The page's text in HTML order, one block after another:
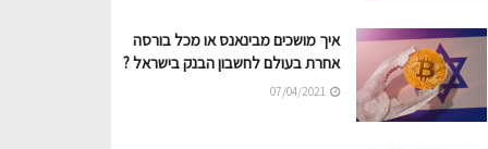
איך מושכים מבינאנס או מכל בורסה
אחרת בעולם לחשבון הבנק בישראל ?